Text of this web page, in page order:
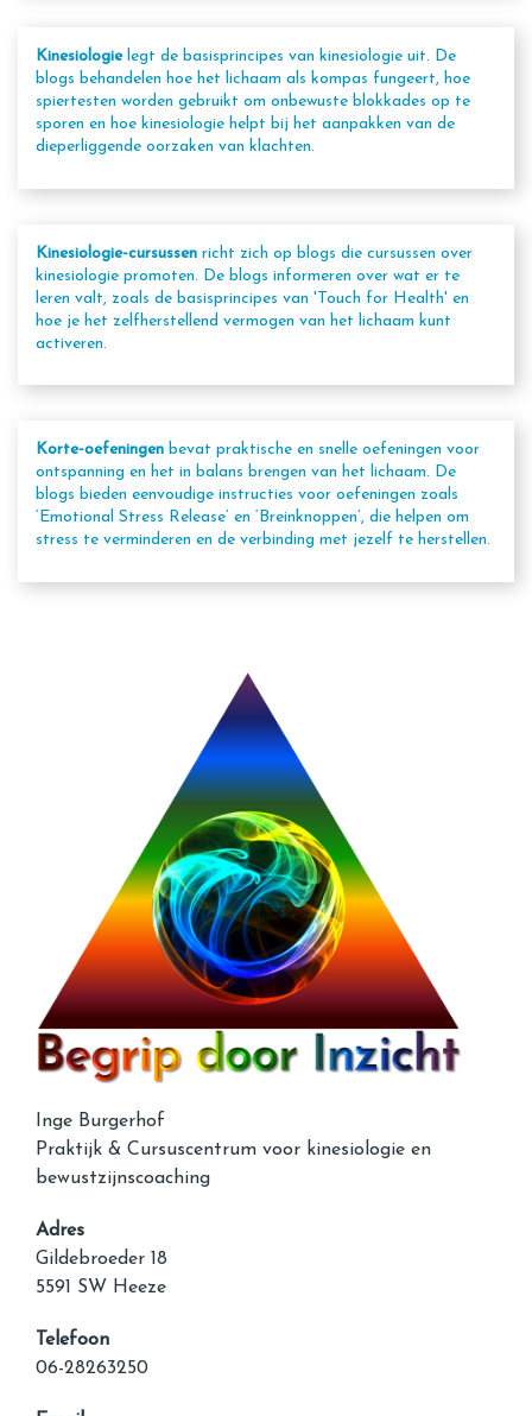
Kinesiologie legt de basisprincipes van kinesiologie uit. De
blogs behandelen hoe het lichaam als kompas fungeert, hoe
spiertesten worden gebruikt om onbewuste blokkades op te
sporen en hoe kinesiologie helpt bij het aanpakken van de
dieperliggende oorzaken van klachten.
Kinesiologie-cursussen richt zich op blogs die cursussen over
kinesiologie promoten. De blogs informeren over wat er te
leren valt, zoals de basisprincipes van 'Touch for Health' en
hoe je het zelfherstellend vermogen van het lichaam kunt
activeren.
Korte-oefeningen bevat praktische en snelle oefeningen voor
ontspanning en het in balans brengen van het lichaam. De
blogs bieden eenvoudige instructies voor oefeningen zoals
‘Emotional Stress Release’ en ‘Breinknoppen’, die helpen om
stress te verminderen en de verbinding met jezelf te herstellen.
Inge Burgerhof
Praktijk & Cursuscentrum voor kinesiologie en
bewustzijnscoaching
Adres
Gildebroeder 18
5591 SW Heeze
Telefoon
06-28263250